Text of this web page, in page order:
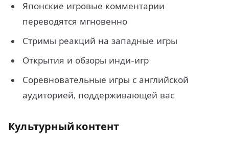
Японские игровые комментарии
переводятся мгновенно
Стримы реакций на западные игры
Открытия и обзоры инди-игр
Соревновательные игры с английской
аудиторией, поддерживающей вас
Культурный контент